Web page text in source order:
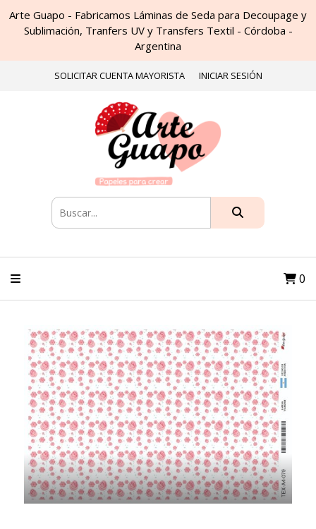
Arte Guapo - Fabricamos Láminas de Seda para Decoupage y
Sublimación, Tranfers UV y Transfers Textil - Córdoba -
Argentina
SOLICITAR CUENTA MAYORISTA INICIAR SESIÓN
0